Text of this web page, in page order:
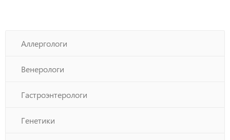
Аллергологи
Венерологи
Гастроэнтерологи
Генетики